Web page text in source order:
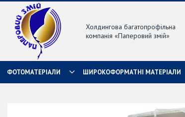
Холдингова багатопрофільна
компанія «Паперовий змій»
ФОТОМАТЕРІАЛИ ШИРОКОФОРМАТНІ МАТЕРІАЛИ